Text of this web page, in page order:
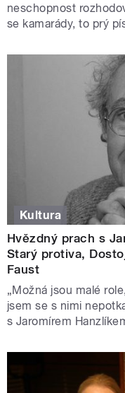
neschopnost
se kamarády, to prý
Kultura
Hvězdný prach s
Starý protiva,
Faust
„Možná jsou malé
jsem se s nimi
s Jaromírem